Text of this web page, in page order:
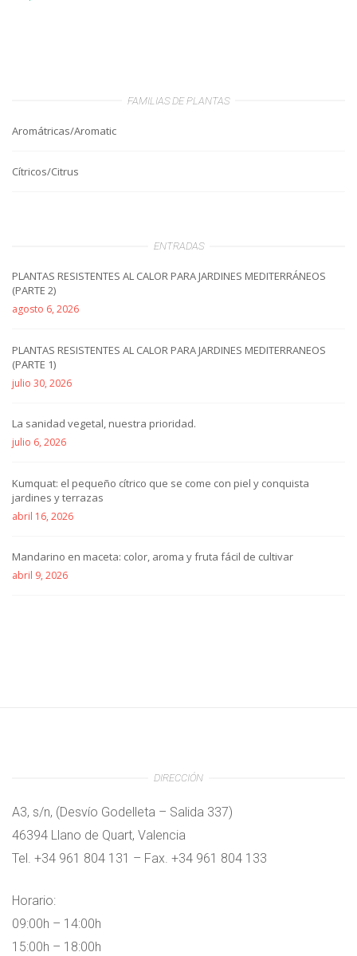
FAMILIAS DE PLANTAS
Aromátricas/Aromatic
Cítricos/Citrus
ENTRADAS
PLANTAS RESISTENTES AL CALOR PARA JARDINES MEDITERRÁNEOS
(PARTE 2)
agosto 6, 2026
PLANTAS RESISTENTES AL CALOR PARA JARDINES MEDITERRANEOS
(PARTE 1)
julio 30, 2026
La sanidad vegetal, nuestra prioridad.
julio 6, 2026
Kumquat: el pequeño cítrico que se come con piel y conquista
jardines y terrazas
abril 16, 2026
Mandarino en maceta: color, aroma y fruta fácil de cultivar
abril 9, 2026
DIRECCIÓN
A3, s/n, (Desvío Godelleta – Salida 337)
46394 Llano de Quart, Valencia
Tel. +34 961 804 131 – Fax. +34 961 804 133
Horario:
09:00h – 14:00h
15:00h – 18:00h